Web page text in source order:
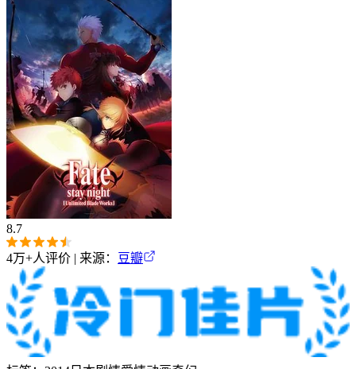
8.7
4万+人评价 | 来源： 豆瓣